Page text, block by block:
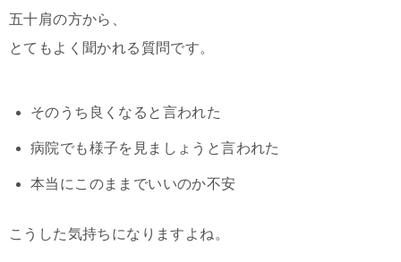
五十肩の方から、
とてもよく聞かれる質問です。
そのうち良くなると言われた
病院でも様子を見ましょうと言われた
本当にこのままでいいのか不安
こうした気持ちになりますよね。